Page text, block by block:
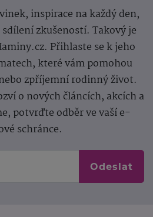
inspirace na každý den,
zkušeností. Takový je
Přihlaste se k jeho
které vám pomohou
zpříjemní rodinný život.
o nových článcích, akcích a
potvrďte odběr ve vaší e-
schránce.
Odeslat